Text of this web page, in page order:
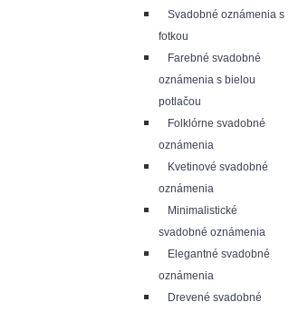
Svadobné oznámenia s
fotkou
Farebné svadobné
oznámenia s bielou
potlačou
Folklórne svadobné
oznámenia
Kvetinové svadobné
oznámenia
Minimalistické
svadobné oznámenia
Elegantné svadobné
oznámenia
Drevené svadobné